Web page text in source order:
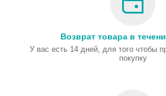
Возврат товара в
У вас есть 14 дней, для того чтобы
покупку